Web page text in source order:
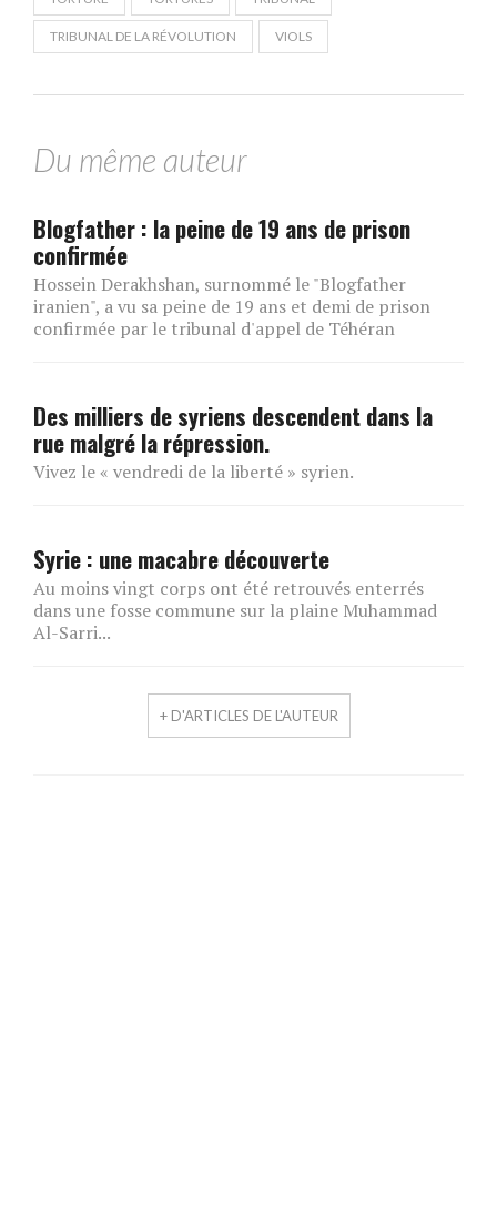
TRIBUNAL DE LA RÉVOLUTION VIOLS
Du même auteur
Blogfather : la peine de 19 ans de prison
confirmée
Hossein Derakhshan, surnommé le "Blogfather
iranien", a vu sa peine de 19 ans et demi de prison
confirmée par le tribunal d'appel de Téhéran
Des milliers de syriens descendent dans la
rue malgré la répression.
Vivez le « vendredi de la liberté » syrien.
Syrie : une macabre découverte
Au moins vingt corps ont été retrouvés enterrés
dans une fosse commune sur la plaine Muhammad
Al-Sarri...
+ D'ARTICLES DE L'AUTEUR